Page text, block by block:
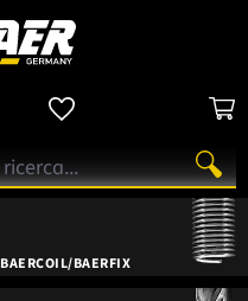
BAERCOIL/BAERFIX